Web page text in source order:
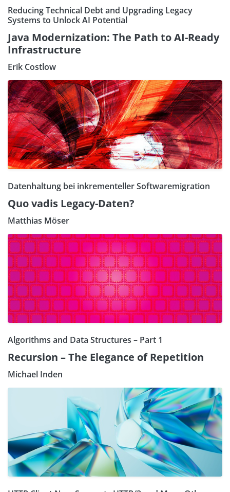
Reducing Technical Debt and Upgrading Legacy
Systems to Unlock AI Potential
Java Modernization: The Path to AI-Ready
Infrastructure
Erik Costlow
Datenhaltung bei inkrementeller Softwaremigration
Quo vadis Legacy-Daten?
Matthias Möser
Algorithms and Data Structures – Part 1
Recursion – The Elegance of Repetition
Michael Inden